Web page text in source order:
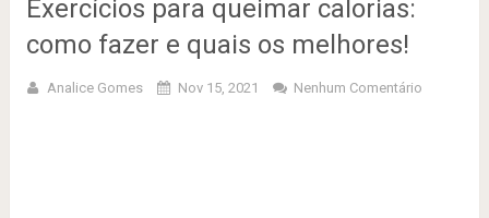
Exercícios para queimar calorias:
como fazer e quais os melhores!
Analice Gomes Nov 15, 2021 Nenhum Comentário